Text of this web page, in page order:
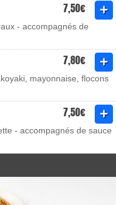
7,50€
- accompagnés de
7,80€
mayonnaise, flocons
7,50€
- accompagnés de sauce